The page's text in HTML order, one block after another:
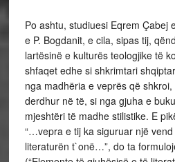
Po ashtu, studiuesi Eqrem Çabej
e P. Bogdanit, e cila, sipas tij,
lartësinë e kulturës teologjike të
shfaqet edhe si shkrimtari
nga madhëria e veprës që
derdhur në të, si nga gjuha e
mjeshtëri të madhe stilistike. E
“…vepra e tij ka siguruar një
literaturën t`onë…”, do ta